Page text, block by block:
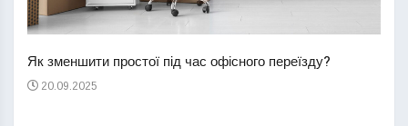
Як зменшити простої під час офісного переїзду?
20.09.2025